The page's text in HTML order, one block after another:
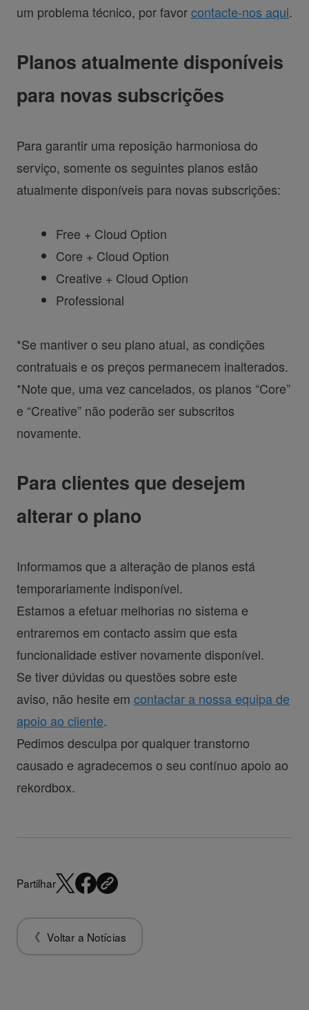
um problema técnico, por favorcontacte-nos aqui.
Planos atualmente disponíveis
para novas subscrições
Para garantir uma reposição harmoniosa do
serviço, somente os seguintes planos estão
atualmente disponíveis para novas subscrições:
Free + Cloud Option
Core + Cloud Option
Creative + Cloud Option
Professional
*Se mantiver o seu plano atual, as condições
contratuais e os preços permanecem inalterados.
*Note que, uma vez cancelados, os planos “Core”
e “Creative” não poderão ser subscritos
novamente.
Para clientes que desejem
alterar o plano
Informamos que a alteração de planos está
temporariamente indisponível.
Estamos a efetuar melhorias no sistema e
entraremos em contacto assim que esta
funcionalidade estiver novamente disponível.
Se tiver dúvidas ou questões sobre este
aviso, não hesite em contactar a nossa equipa de
apoio ao cliente.
Pedimos desculpa por qualquer transtorno
causado e agradecemos o seu contínuo apoio ao
rekordbox.
Partilhar
Voltar a Notícias